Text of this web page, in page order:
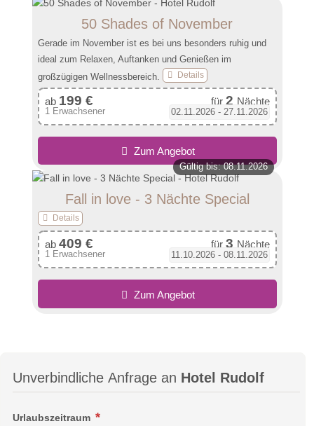
50 Shades of November
Gerade im November ist es bei uns besonders ruhig und
ideal zum Relaxen, Auftanken und Genießen im
großzügigen Wellnessbereich.
Details
ab 199 € für 2 Nächte
1 Erwachsener 02.11.2026 - 27.11.2026
Zum Angebot
Gültig bis: 08.11.2026
Fall in love - 3 Nächte Special
Details
ab 409 € für 3 Nächte
1 Erwachsener 11.10.2026 - 08.11.2026
Zum Angebot
Einzelzimmer kann ausgeschlafen oder früh aufgestanden
werden. Drinnen oder draußen tief durchatmen und ganz im
eigenen Rhythmus den Urlaub genießen.
Double Cinema
Wahrgewordene Kindheitsträume und entspannte Netflix &
Sub-Woofer fühlt man sich nicht nur beim Blick nach draußen
Unverbindliche Anfrage an Hotel Rudolf
Urlaubszeitraum